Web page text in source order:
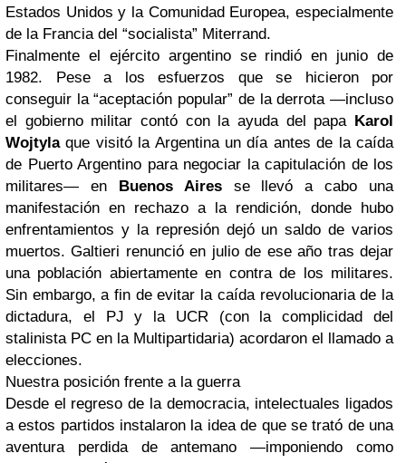
Estados Unidos y la Comunidad Europea, especialmente
de la Francia del “socialista” Miterrand.
Finalmente el ejército argentino se rindió en junio de
1982. Pese a los esfuerzos que se hicieron por
conseguir la “aceptación popular” de la derrota —incluso
el gobierno militar contó con la ayuda del papa Karol
Wojtylaque visitó la Argentina un día antes de la caída
de Puerto Argentino para negociar la capitulación de los
militares— en Buenos Airesse llevó a cabo una
manifestación en rechazo a la rendición, donde hubo
enfrentamientos y la represión dejó un saldo de varios
muertos. Galtieri renunció en julio de ese año tras dejar
una población abiertamente en contra de los militares.
Sin embargo, a fin de evitar la caída revolucionaria de la
dictadura, el PJ y la UCR (con la complicidad del
stalinista PC en la Multipartidaria) acordaron el llamado a
elecciones.
Nuestra posición frente a la guerra
Desde el regreso de la democracia, intelectuales ligados
a estos partidos instalaron la idea de que se trató de una
aventura perdida de antemano —imponiendo como